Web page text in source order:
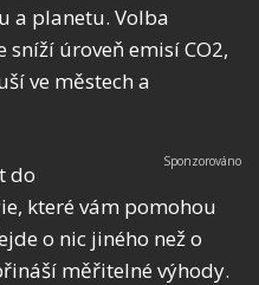
a planetu. Volba
úroveň emisí CO2,
ve městech a
do
které vám pomohou
o nic jiného než o
měřitelné výhody.